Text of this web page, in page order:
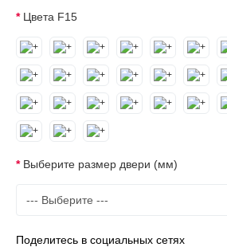
Цвета F15
Выберите размер двери (мм)
Поделитесь в социальных сетях